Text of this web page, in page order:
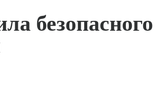
безопасного